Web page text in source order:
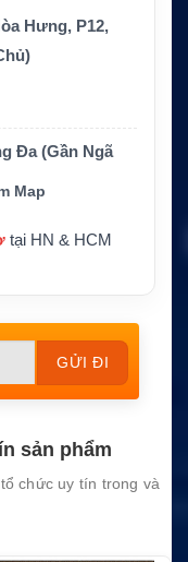
tương tác, MapSh
Explore
Hưng, P12,
Đa (Gần Ngã
Map
tại HN & HCM
Please
empty.
sản phẩm
chức uy tín trong và